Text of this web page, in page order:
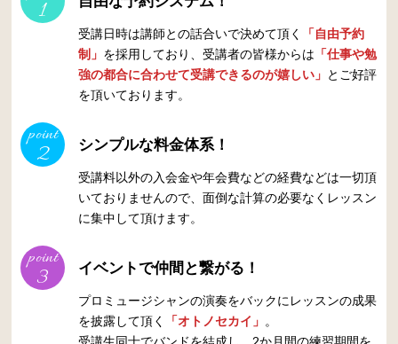
1
受講日時は講師との話合いで決めて頂く
「自由予約
制」 を採用しており、受講者の皆様からは 「仕事や勉
強の都合に合わせて受講できるのが嬉しい」 とご好評
を頂いております。
point
2 シンプルな料金体系！
受講料以外の入会金や年会費などの経費などは一切頂
いておりませんので、面倒な計算の必要なくレッスン
に集中して頂けます。
point
3 イベントで仲間と繋がる！
プロミュージシャンの演奏をバックにレッスンの成果
を披露して頂く
「オトノセカイ」 。